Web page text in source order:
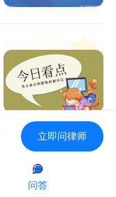
立即问律师
问答